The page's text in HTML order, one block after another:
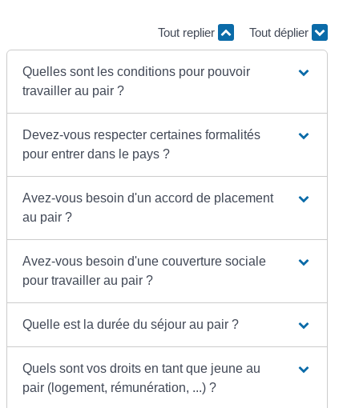
Tout replier Tout déplier
Quelles sont les conditions pour pouvoir
travailler au pair ?
Devez-vous respecter certaines formalités
pour entrer dans le pays ?
Avez-vous besoin d'un accord de placement
au pair ?
Avez-vous besoin d'une couverture sociale
pour travailler au pair ?
Quelle est la durée du séjour au pair ?
Quels sont vos droits en tant que jeune au
pair (logement, rémunération, ...) ?